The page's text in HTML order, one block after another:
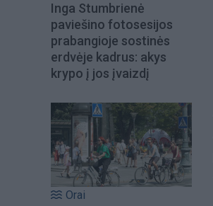
Inga Stumbrienė
paviešino fotosesijos
prabangioje sostinės
erdvėje kadrus: akys
krypo į jos įvaizdį
Orai